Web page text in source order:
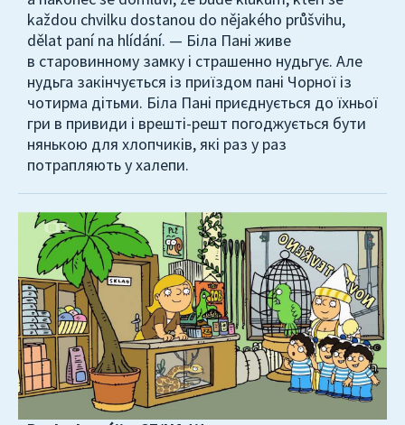
každou chvilku dostanou do nějakého průšvihu,
dělat paní na hlídání. — Біла Пані живе
в старовинному замку і страшенно нудьгує. Але
нудьга закінчується із приїздом пані Чорної із
чотирма дітьми. Біла Пані приєднується до їхньої
гри в привиди і врешті-решт погоджується бути
нянькою для хлопчиків, які раз у раз
потрапляють у халепи.